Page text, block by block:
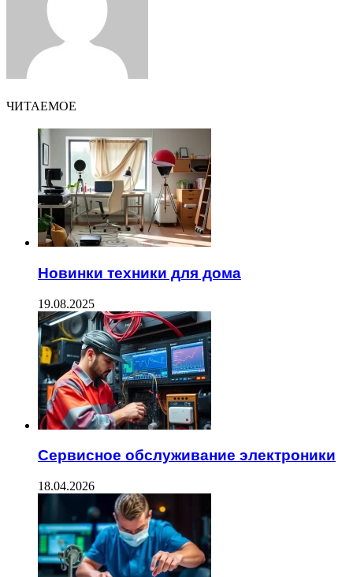
ЧИТАЕМОЕ
Новинки техники для дома
19.08.2025
Сервисное обслуживание электроники
18.04.2026